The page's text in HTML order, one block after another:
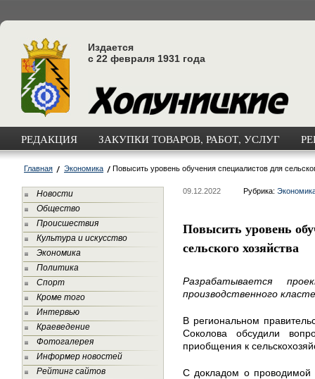
Издается
с 22 февраля 1931 года
РЕДАКЦИЯ ЗАКУПКИ ТОВАРОВ, РАБОТ, УСЛУГ
Главная Экономика Повысить уровень обучения специалистов для
Новости
Общество
Происшествия
Культура и искусство
Экономика
Политика
Спорт
Кроме того
Интервью
Краеведение
Фотогалерея
Информер новостей
Рейтинг сайтов
09.12.2022 Рубрика:
Повысить уровень
сельского хозяйства
Разрабатывается
производственного
В региональном
Соколова обсудили
приобщения к
С докладом о проводимой